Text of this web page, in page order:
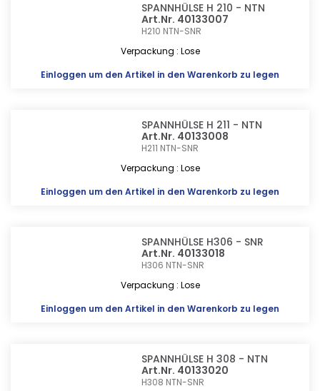
SPANNHÜLSE H 210 - NTN
Art.Nr. 40133007
H210 NTN-SNR
Verpackung : Lose
Einloggen um den Artikel in den Warenkorb zu legen
SPANNHÜLSE H 211 - NTN
Art.Nr. 40133008
H211 NTN-SNR
Verpackung : Lose
Einloggen um den Artikel in den Warenkorb zu legen
SPANNHÜLSE H306 - SNR
Art.Nr. 40133018
H306 NTN-SNR
Verpackung : Lose
Einloggen um den Artikel in den Warenkorb zu legen
SPANNHÜLSE H 308 - NTN
Art.Nr. 40133020
H308 NTN-SNR